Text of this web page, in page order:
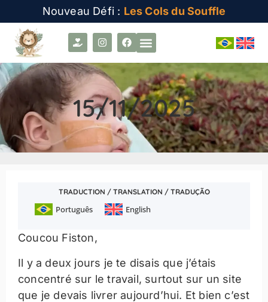
Nouveau Défi : Les Cols du Souffle
15/11/2025
TRADUCTION / TRANSLATION / TRADUÇÃO
Português English
Coucou Fiston,
Il y a deux jours je te disais que j’étais
concentré sur le travail, surtout sur un site
que je devais livrer aujourd’hui. Et bien c’est